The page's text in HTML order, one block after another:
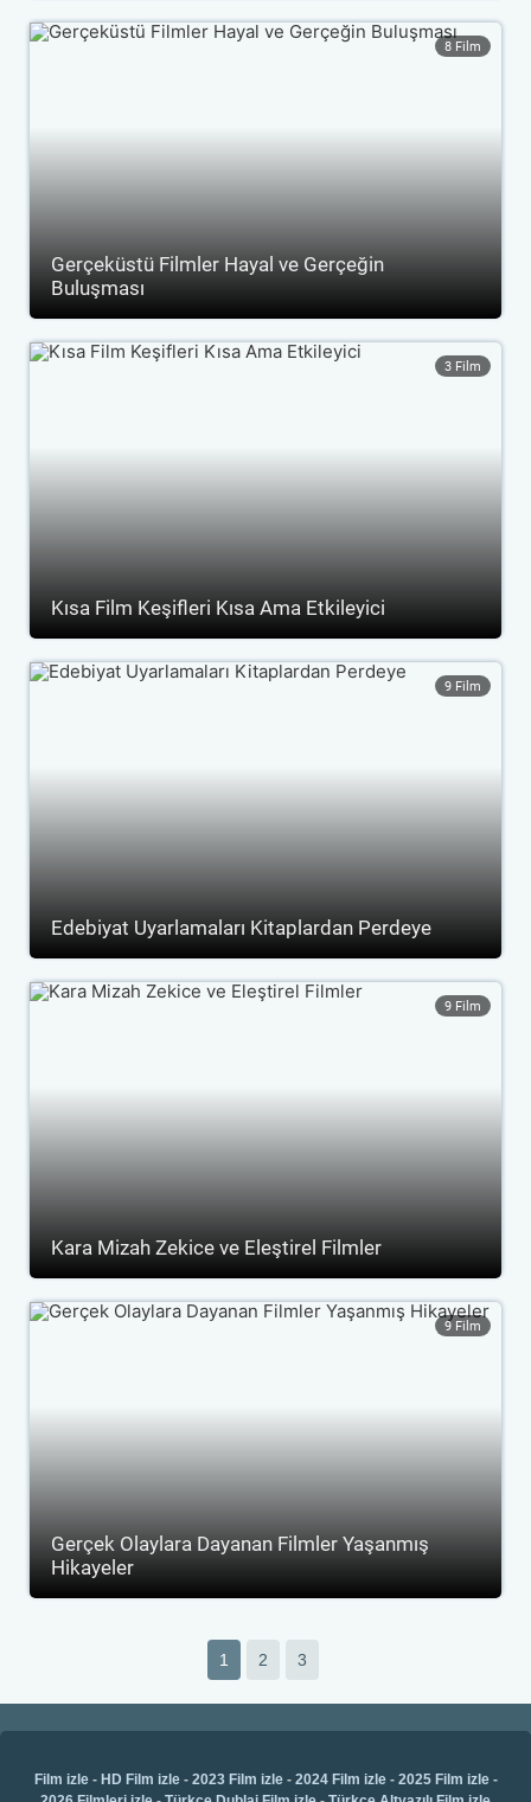
Gerçeküstü Filmler Hayal ve Gerçeğin
Buluşması
8 Film
Kısa Film Keşifleri Kısa Ama Etkileyici
3 Film
Edebiyat Uyarlamaları Kitaplardan Perdeye
9 Film
Kara Mizah Zekice ve Eleştirel Filmler
9 Film
Gerçek Olaylara Dayanan Filmler Yaşanmış
Hikayeler
9 Film
1 2 3
Film izle- HD Film izle- 2023 Film izle- 2024 Film izle- 2025 Film izle-